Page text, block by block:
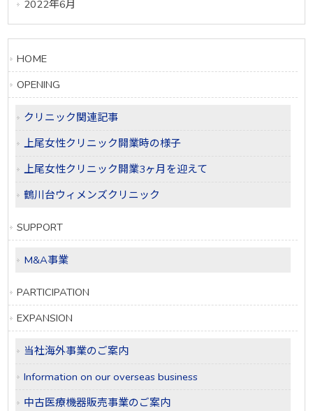
2022年6月
HOME
OPENING
クリニック関連記事
上尾女性クリニック開業時の様子
上尾女性クリニック開業3ヶ月を迎えて
鶴川台ウィメンズクリニック
SUPPORT
M&A事業
PARTICIPATION
EXPANSION
当社海外事業のご案内
Information on our overseas business
中古医療機器販売事業のご案内